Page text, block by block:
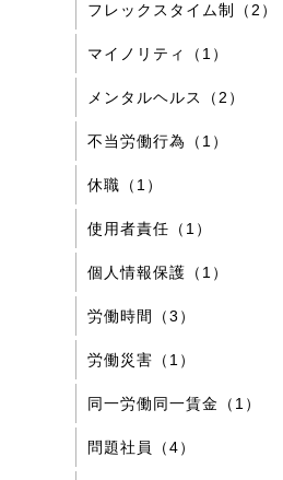
フレックスタイム制（2）
マイノリティ（1）
メンタルヘルス（2）
不当労働行為（1）
休職（1）
使用者責任（1）
個人情報保護（1）
労働時間（3）
労働災害（1）
同一労働同一賃金（1）
問題社員（4）